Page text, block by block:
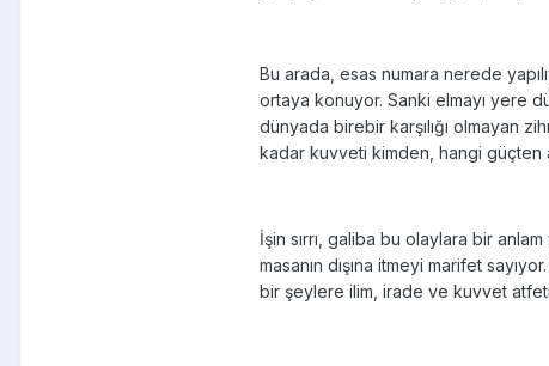
Bu arada, esas numara nerede
ortaya konuyor. Sanki elmayı yere
dünyada birebir karşılığı olmayan
kadar kuvveti kimden, hangi güçten
İşin sırrı, galiba bu olaylara bir
masanın dışına itmeyi marifet
bir şeylere ilim, irade ve kuvvet